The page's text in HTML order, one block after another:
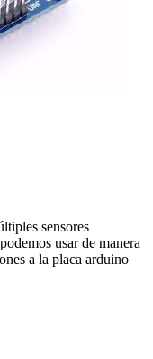
sensores
usar de manera
a la placa arduino